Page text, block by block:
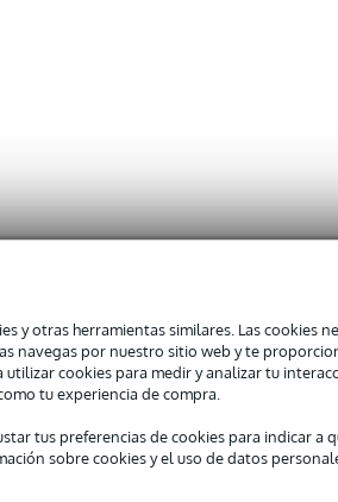
y otras herramientas similares. Las cookies
navegas por nuestro sitio web y te
cookies para medir y analizar tu
tu experiencia de compra.
tus preferencias de cookies para indicar a
sobre cookies y el uso de datos